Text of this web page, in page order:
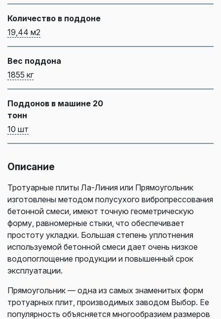
Количество в поддоне
19,44 м2
Вес поддона
1855 кг
Поддонов в машине 20
тонн
10 шт
Описание
Тротуарные плиты Ла-Линия или Прямоугольник
изготовлены методом полусухого вибропрессования
бетонной смеси, имеют точную геометрическую
форму, равномерные стыки, что обеспечивает
простоту укладки. Большая степень уплотнения
используемой бетонной смеси дает очень низкое
водопоглощение продукции и повышенный срок
эксплуатации.
Прямоугольник — одна из самых знаменитых форм
тротуарных плит, производимых заводом Выбор. Ее
популярность объясняется многообразием размеров